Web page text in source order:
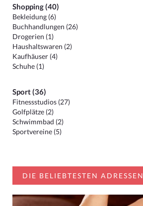
Shopping (40)
Bekleidung (6)
Buchhandlungen (26)
Drogerien (1)
Haushaltswaren (2)
Kaufhäuser (4)
Schuhe (1)
Sport (36)
Fitnessstudios (27)
Golfplätze (2)
Schwimmbad (2)
Sportvereine (5)
DIE BELIEBTESTEN ADRESSEN